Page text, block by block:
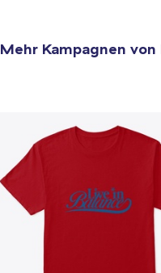
Mehr Kampagnen von